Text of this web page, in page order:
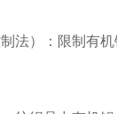
法）：限制有机